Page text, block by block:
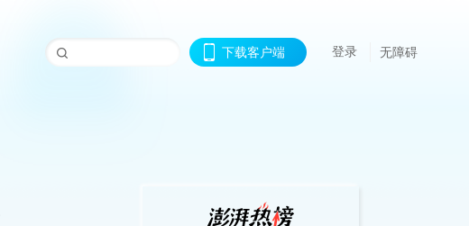
下载客户端 登录 无障碍